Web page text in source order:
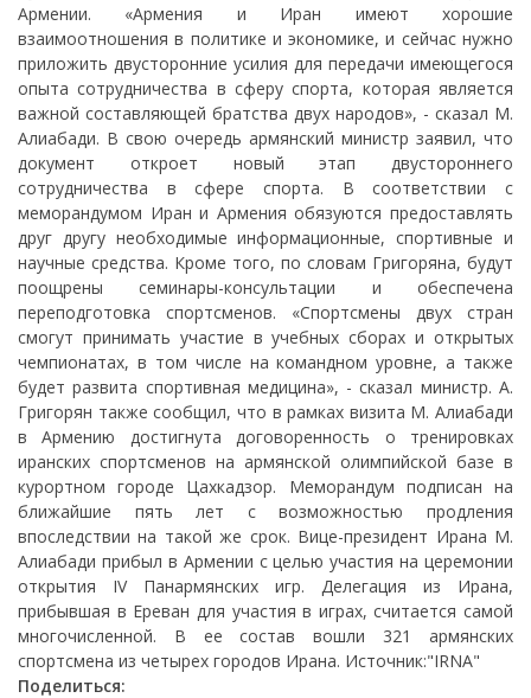
Армении. «Армения и Иран имеют хорошие
взаимоотношения в политике и экономике, и сейчас нужно
приложить двусторонние усилия для передачи имеющегося
опыта сотрудничества в сферу спорта, которая является
важной составляющей братства двух народов», - сказал М.
Алиабади. В свою очередь армянский министр заявил, что
документ откроет новый этап двустороннего
сотрудничества в сфере спорта. В соответствии с
меморандумом Иран и Армения обязуются предоставлять
друг другу необходимые информационные, спортивные и
научные средства. Кроме того, по словам Григоряна, будут
поощрены семинары-консультации и обеспечена
переподготовка спортсменов. «Спортсмены двух стран
смогут принимать участие в учебных сборах и открытых
чемпионатах, в том числе на командном уровне, а также
будет развита спортивная медицина», - сказал министр. А.
Григорян также сообщил, что в рамках визита М. Алиабади
в Армению достигнута договоренность о тренировках
иранских спортсменов на армянской олимпийской базе в
курортном городе Цахкадзор. Меморандум подписан на
ближайшие пять лет с возможностью продления
впоследствии на такой же срок. Вице-президент Ирана М.
Алиабади прибыл в Армении с целью участия на церемонии
открытия IV Панармянских игр. Делегация из Ирана,
прибывшая в Ереван для участия в играх, считается самой
многочисленной. В ее состав вошли 321 армянских
спортсмена из четырех городов Ирана. Источник:"IRNA"
Поделиться: